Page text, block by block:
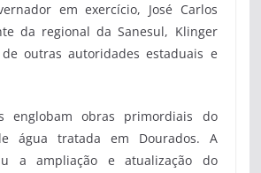
em exercício, José Carlos
da regional da Sanesul, Klinger
outras autoridades estaduais e
englobam obras primordiais do
água tratada em Dourados. A
a ampliação e atualização do